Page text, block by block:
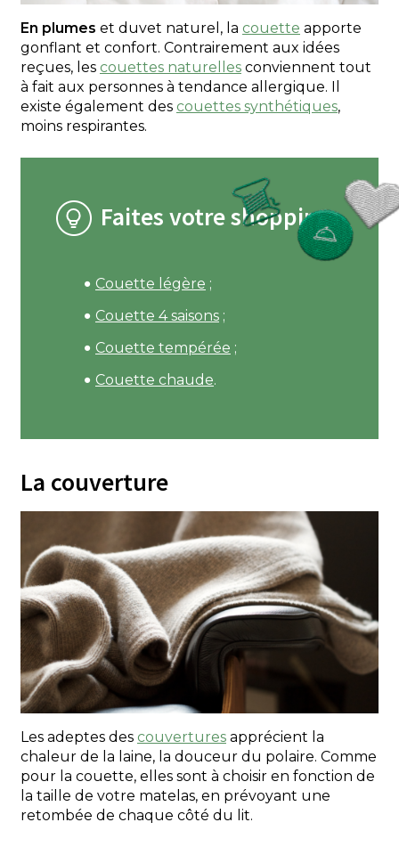
En plumes et duvet naturel, la couette apporte
gonflant et confort. Contrairement aux idées
reçues, les couettes naturelles conviennent tout
à fait aux personnes à tendance allergique. Il
existe également des couettes synthétiques,
moins respirantes.
Faites votre shopping
Couette légère ;
Couette 4 saisons ;
Couette tempérée ;
Couette chaude.
La couverture
Les adeptes des couvertures apprécient la
chaleur de la laine, la douceur du polaire. Comme
pour la couette, elles sont à choisir en fonction de
la taille de votre matelas, en prévoyant une
retombée de chaque côté du lit.